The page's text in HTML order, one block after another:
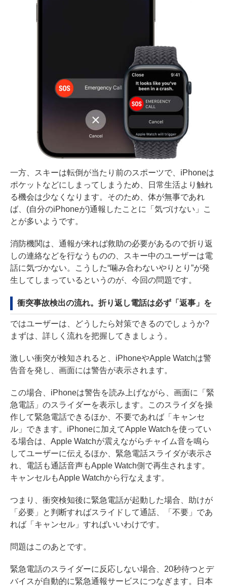
一方、スキーは転倒が当たり前のスポーツで、iPhoneは
ポケットなどにしまってしまうため、日常生活より触れ
る機会は少なくなります。そのため、体が無事であれ
ば、(自分のiPhoneが)通報したことに「気づけない」こ
とが多いようです。
消防機関は、通報が来れば救助の必要があるので折り返
しの連絡などを行なうものの、スキー中のユーザーは電
話に気づかない。こうした“噛み合わないやりとり”が発
生してしまっているというのが、今回の問題です。
衝突事故検出の流れ。折り返し電話は必ず「返事」を
ではユーザーは、どうしたら対策できるのでしょうか?
まずは、詳しく流れを把握してきましょう。
激しい衝突が検知されると、iPhoneやApple Watchは警
告音を発し、画面には警告が表示されます。
この場合、iPhoneは警告を読み上げながら、画面に「緊
急電話」のスライダーを表示します。このスライダを操
作して緊急電話できるほか、不要であれば「キャンセ
ル」できます。iPhoneに加えてApple Watchを使ってい
る場合は、Apple Watchが震えながらチャイム音を鳴ら
してユーザーに伝えるほか、緊急電話スライダが表示さ
れ、電話も通話音声もApple Watch側で再生されます。
キャンセルもApple Watchから行なえます。
つまり、衝突検知後に緊急電話が起動した場合、助けが
「必要」と判断すればスライドして通話、「不要」であ
れば「キャンセル」すればいいわけです。
問題はこのあとです。
緊急電話のスライダーに反応しない場合、20秒待つとデ
バイスが自動的に緊急通報サービスにつなぎます。日本